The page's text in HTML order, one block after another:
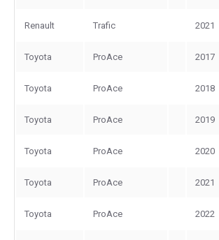
Renault Trafic 2021
Toyota ProAce 2017
Toyota ProAce 2018
Toyota ProAce 2019
Toyota ProAce 2020
Toyota ProAce 2021
Toyota ProAce 2022